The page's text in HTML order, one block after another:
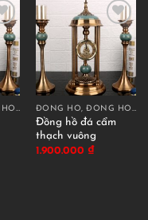
ĐỒNG HỒ, ĐỒNG HỒ CÁT DECOR ĐỒNG HỒ, ĐỒNG HỒ CÁT DECOR
Đồng hồ đá cẩm
thạch vuông
1.900.000 ₫